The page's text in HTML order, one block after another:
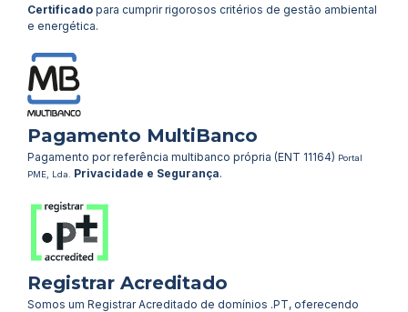
Certificado para cumprir rigorosos critérios de gestão ambiental
e energética.
Pagamento MultiBanco
Pagamento por referência multibanco própria (ENT 11164) Portal
PME, Lda.
Privacidade e Segurança.
Registrar Acreditado
Somos um Registrar Acreditado de domínios .PT, oferecendo